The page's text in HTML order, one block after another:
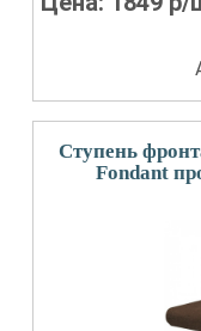
Ступень
Fondant